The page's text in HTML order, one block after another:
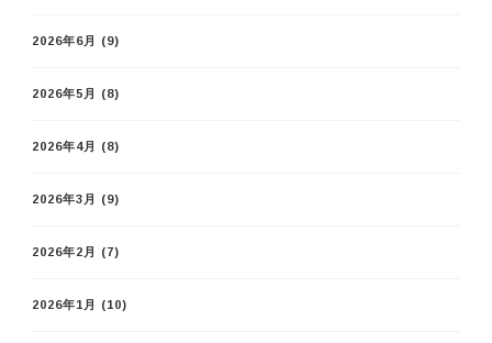
2026年6月 (9)
2026年5月 (8)
2026年4月 (8)
2026年3月 (9)
2026年2月 (7)
2026年1月 (10)